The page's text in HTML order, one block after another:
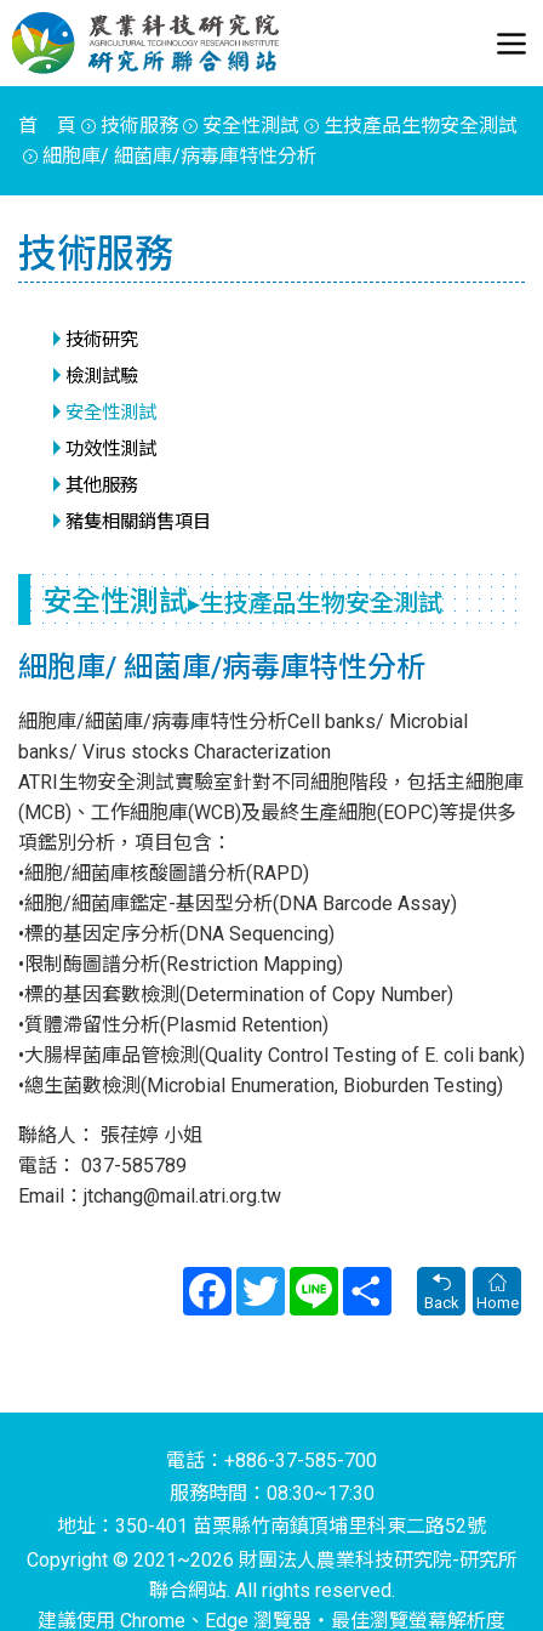
首 頁 技術服務 安全性測試
生技產品生物安全測試
細胞庫/ 細菌庫/病毒庫特性分析
技術服務
技術研究
檢測試驗
安全性測試
功效性測試
其他服務
豬隻相關銷售項目
安全性測試▸生技產品生物安全測試
細胞庫/ 細菌庫/病毒庫特性分析
細胞庫/細菌庫/病毒庫特性分析Cell banks/ Microbial
banks/ Virus stocks Characterization
ATRI生物安全測試實驗室針對不同細胞階段，包括主細胞庫
(MCB)、工作細胞庫(WCB)及最終生產細胞(EOPC)等提供多
項鑑別分析，項目包含：
•細胞/細菌庫核酸圖譜分析(RAPD)
•細胞/細菌庫鑑定-基因型分析(DNA Barcode Assay)
•標的基因定序分析(DNA Sequencing)
•限制酶圖譜分析(Restriction Mapping)
•標的基因套數檢測(Determination of Copy Number)
•質體滯留性分析(Plasmid Retention)
•大腸桿菌庫品管檢測(Quality Control Testing of E. coli bank)
•總生菌數檢測(Microbial Enumeration, Bioburden Testing)
聯絡人： 張荏婷 小姐
電話： 037-585789
Email：jtchang@mail.atri.org.tw
FacebookTwitter Line
Share
Back
Home
電話：+886-37-585-700
服務時間：08:30~17:30
地址：350-401 苗栗縣竹南鎮頂埔里科東二路52號
Copyright © 2021~2026 財團法人農業科技研究院-研究所
聯合網站. All rights reserved.
建議使用 Chrome、Edge 瀏覽器‧最佳瀏覽螢幕解析度